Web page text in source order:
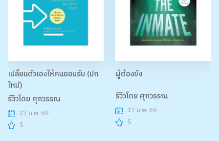
เปลี่ยนตัวเองให้คนยอมรับ (ปก
ใหม่)
รีวิวโดย ศุภวรรณ
17 ก.พ. 69
5
ผู้ต้องขัง
รีวิวโดย ศุภวรรณ
17 ก.พ. 69
5